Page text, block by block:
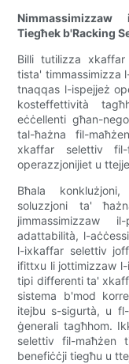
Tiegħek b'Racking
Billi tutilizza
tista' timmassimizza
tnaqqas l-ispejjeż
kosteffettività
eċċellenti għan-
tal-ħażna fil-
xkaffar selettiv
operazzjonijiet u
Bħala
soluzzjoni ta'
jimmassimizzaw
adattabilità, l-
l-ixkaffar selettiv
ifittxu li jottimizzaw
tipi differenti ta'
sistema b'mod
itejbu s-sigurtà, u
ġenerali tagħhom.
selettiv fil-maħżen
benefiċċji tiegħu u